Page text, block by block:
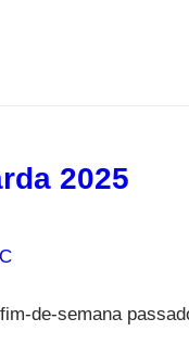
2025
de-semana